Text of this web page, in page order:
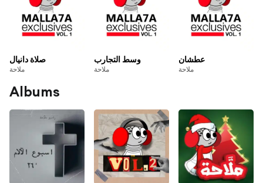
صلاة دانيال
ملاحة
وسط التجارب
ملاحة
عطشان
ملاحة
Albums